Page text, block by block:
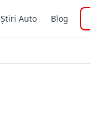
Știri Auto Blog